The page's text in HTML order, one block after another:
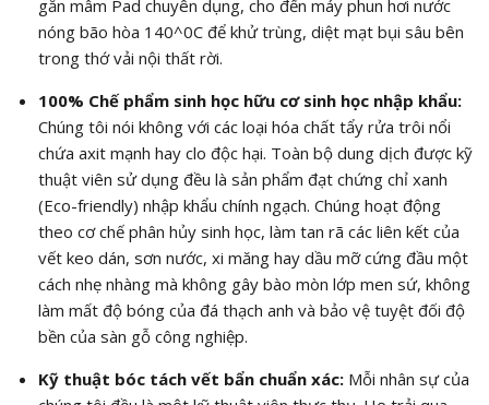
gắn mâm Pad chuyên dụng, cho đến máy phun hơi nước
nóng bão hòa 140^0Cđể khử trùng, diệt mạt bụi sâu bên
trong thớ vải nội thất rời.
100% Chế phẩm sinh học hữu cơ sinh học nhập khẩu:
Chúng tôi nói không với các loại hóa chất tẩy rửa trôi nổi
chứa axit mạnh hay clo độc hại. Toàn bộ dung dịch được kỹ
thuật viên sử dụng đều là sản phẩm đạt chứng chỉ xanh
(Eco-friendly) nhập khẩu chính ngạch. Chúng hoạt động
theo cơ chế phân hủy sinh học, làm tan rã các liên kết của
vết keo dán, sơn nước, xi măng hay dầu mỡ cứng đầu một
cách nhẹ nhàng mà không gây bào mòn lớp men sứ, không
làm mất độ bóng của đá thạch anh và bảo vệ tuyệt đối độ
bền của sàn gỗ công nghiệp.
Kỹ thuật bóc tách vết bẩn chuẩn xác:Mỗi nhân sự của